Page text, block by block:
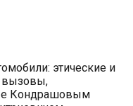
этические и
вызовы,
Кондрашовым